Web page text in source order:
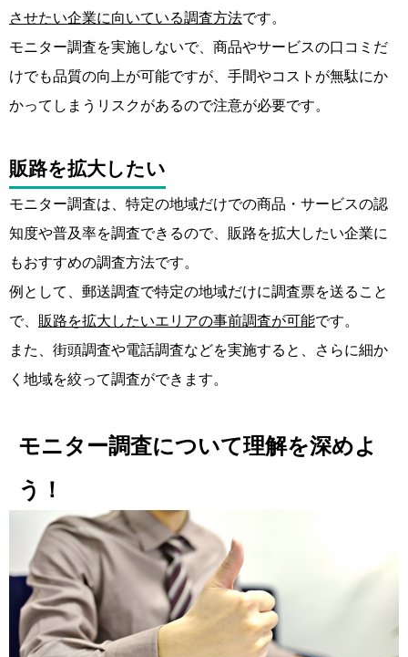
させたい企業に向いている調査方法です。
モニター調査を実施しないで、商品やサービスの口コミだ
けでも品質の向上が可能ですが、手間やコストが無駄にか
かってしまうリスクがあるので注意が必要です。
販路を拡大したい
モニター調査は、特定の地域だけでの商品・サービスの認
知度や普及率を調査できるので、販路を拡大したい企業に
もおすすめの調査方法です。
例として、郵送調査で特定の地域だけに調査票を送ること
で、 販路を拡大したいエリアの事前調査が可能です。
また、街頭調査や電話調査などを実施すると、さらに細か
く地域を絞って調査ができます。
モニター調査について理解を深めよ
う！